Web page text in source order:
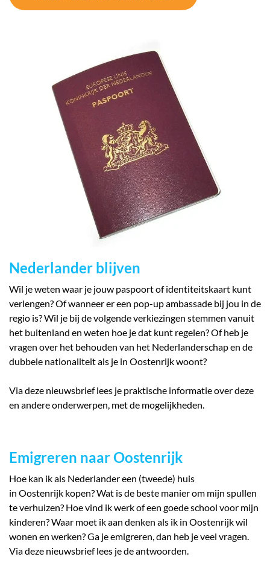
Nederlander blijven
Wil je weten waar je jouw paspoort of identiteitskaart kunt
verlengen? Of wanneer er een pop-up ambassade bij jou in de
regio is? Wil je bij de volgende verkiezingen stemmen vanuit
het buitenland en weten hoe je dat kunt regelen? Of heb je
vragen over het behouden van het Nederlanderschap en de
dubbele nationaliteit als je in Oostenrijk woont?
Via deze nieuwsbrief lees je praktische informatie over deze
en andere onderwerpen, met de mogelijkheden.
Emigreren naar Oostenrijk
Hoe kan ik als Nederlander een (tweede) huis
in Oostenrijk kopen? Wat is de beste manier om mijn spullen
te verhuizen? Hoe vind ik werk of een goede school voor mijn
kinderen? Waar moet ik aan denken als ik in Oostenrijk wil
wonen en werken? Ga je emigreren, dan heb je veel vragen.
Via deze nieuwsbrief lees je de antwoorden.